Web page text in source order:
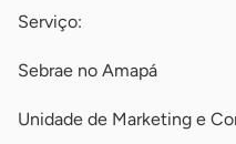
Serviço:
Sebrae no Amapá
Unidade de Marketing e